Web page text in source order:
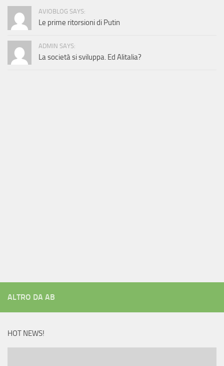
AVIOBLOG SAYS:
Le prime ritorsioni di Putin
ADMIN SAYS:
La società si sviluppa. Ed Alitalia?
ALTRO DA AB
HOT NEWS!